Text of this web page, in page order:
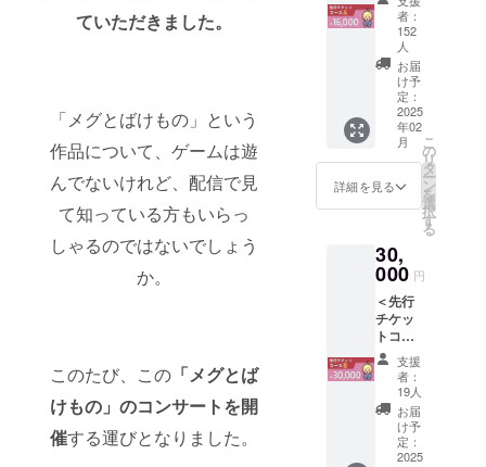
ていただきました。
「メグとばけもの」という
作品について、ゲームは遊
んでないけれど、配信で見
て知っている方もいらっ
しゃるのではないでしょう
か。
このたび、この 「メグとば
けもの」のコンサートを開
催する運びとなりました。
な、カ
タカ
ナ、
ローマ
字、ス
ペース
のみ使
用可能
です。
に限ら
ずハン
ネーム
も可能
です。
・法人
名も可
能で
す。 ・
公序良
俗に反
するお
名前は
使用禁
止で
赦くだ
さい。
◆ お届
け方
法： ・
ご指定
のご住
所へ送
付：[２]
ト音源
ダウン
ロード
（デジ
タル）
[12] コ
ンサー
トパン
フレッ
光る
LEDリ
番号は
本文の
「リ
ターン
紹介」
と共通
です。
◆ お届
け予
定： ・
2024年
９月：
ルゴー
ルアレ
ンジフ
ルアル
バム
（デジ
タル）
[５] 8bit
チップ
チュー
ンアレ
ンジCD
ル・サ
ウンド
トラッ
ク DL
カード
（４
種）
[７] オ
リジナ
ル・サ
ウンド
トラッ
◆ 内容
物：
[２] お
礼メッ
セージ
入り
アート
カード
[４] オ
ルゴー
ルアレ
（デジ
タル）
[５] 8bit
チップ
チュー
ンアレ
ンジCD
[６] オ
リジナ
ル・サ
ウンド
トラッ
ク DL
者：
152
人
お届
け予
定：
2025
年02
月
詳細を見る
こ
の
リ
タ
ー
ン
を
選
択
す
る
30,
000 円
＜先行
チケッ
トコー
スB＞
◆ 内容
物：
[２] お
礼メッ
セージ
入り
支援
者：
19人
お届
け予
定：
2025